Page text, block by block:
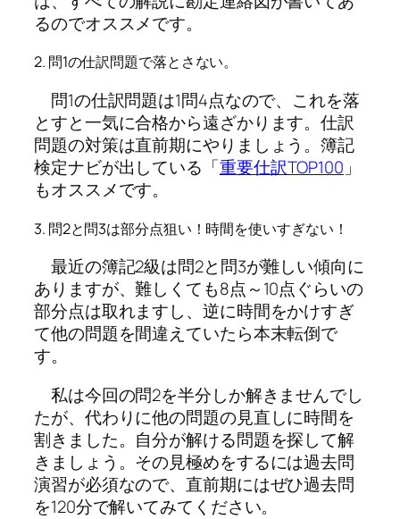
るのでオススメです。
2. 問1の仕訳問題で落とさない。
問1の仕訳問題は1問4点なので、これを落
とすと一気に合格から遠ざかります。仕訳
問題の対策は直前期にやりましょう。簿記
検定ナビが出している「重要仕訳TOP100 」
もオススメです。
3. 問2と問3は部分点狙い！時間を使いすぎない！
最近の簿記2級は問2と問3が難しい傾向に
ありますが、難しくても8点～10点ぐらいの
部分点は取れますし、逆に時間をかけすぎ
て他の問題を間違えていたら本末転倒で
す。
私は今回の問2を半分しか解きませんでし
たが、代わりに他の問題の見直しに時間を
割きました。自分が解ける問題を探して解
きましょう。その見極めをするには過去問
演習が必須なので、直前期にはぜひ過去問
を120分で解いてみてください。